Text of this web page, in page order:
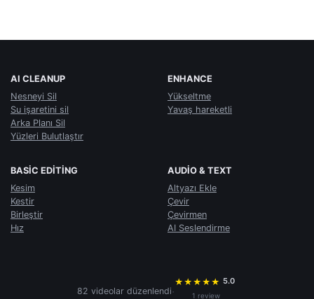
AI CLEANUP
Nesneyi Sil
Su işaretini sil
Arka Planı Sil
Yüzleri Bulutlaştır
ENHANCE
Yükseltme
Yavaş hareketli
BASIC EDITING
Kesim
Kestir
Birleştir
Hız
AUDIO & TEXT
Altyazı Ekle
Çevir
Çevirmen
AI Seslendirme
82 videolar düzenlendi·
★ ★ ★ ★ ★ 5.0
1 review